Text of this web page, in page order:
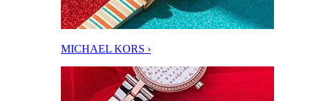
MICHAEL KORS ›